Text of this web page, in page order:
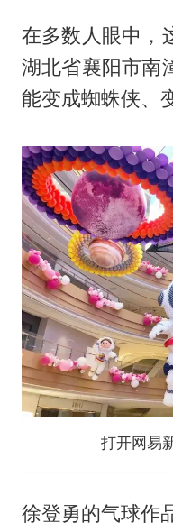
在多数人眼中，
湖北省襄阳市南
能变成蜘蛛侠、
打开网易
徐登勇的气球作